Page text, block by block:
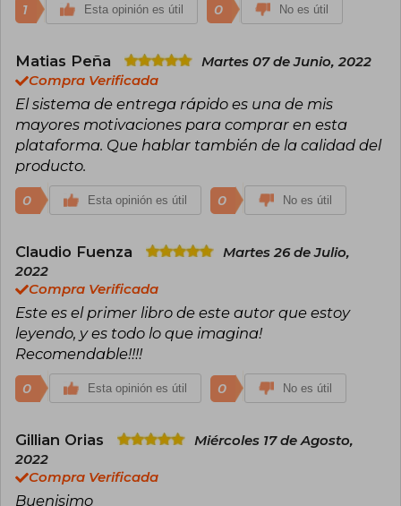
1 Esta opinión es útil 0 No es útil
Matias Peña
Martes 07 de Junio, 2022
Compra Verificada
El sistema de entrega rápido es una de mis
mayores motivaciones para comprar en esta
plataforma. Que hablar también de la calidad del
producto.
0 Esta opinión es útil 0 No es útil
Claudio Fuenza
Martes 26 de Julio,
2022
Compra Verificada
Este es el primer libro de este autor que estoy
leyendo, y es todo lo que imagina!
Recomendable!!!!
0 Esta opinión es útil 0 No es útil
Gillian Orias
Miércoles 17 de Agosto,
2022
Compra Verificada
Buenisimo